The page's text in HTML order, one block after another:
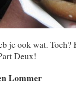
je ook wat. Toch?
Deux!
Lommer